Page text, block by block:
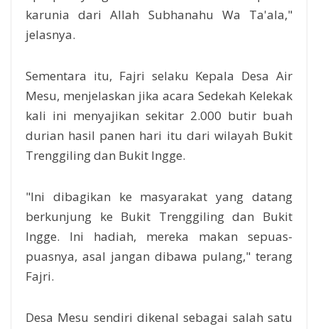
karunia dari Allah Subhanahu Wa Ta'ala,"
jelasnya.
Sementara itu, Fajri selaku Kepala Desa Air
Mesu, menjelaskan jika acara Sedekah Kelekak
kali ini menyajikan sekitar 2.000 butir buah
durian hasil panen hari itu dari wilayah Bukit
Trenggiling dan Bukit Ingge.
"Ini dibagikan ke masyarakat yang datang
berkunjung ke Bukit Trenggiling dan Bukit
Ingge. Ini hadiah, mereka makan sepuas-
puasnya, asal jangan dibawa pulang," terang
Fajri.
Desa Mesu sendiri dikenal sebagai salah satu